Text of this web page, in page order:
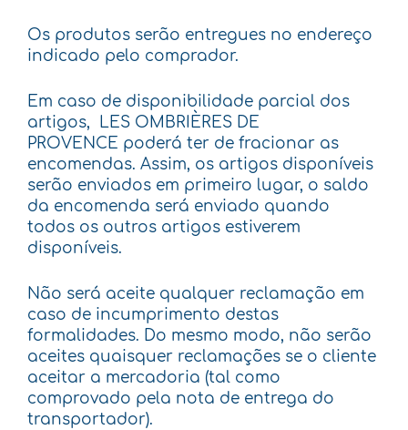
Os produtos serão entregues no endereço
indicado pelo comprador.
Em caso de disponibilidade parcial dos
artigos, LES OMBRIÈRES DE
PROVENCE poderá ter de fracionar as
encomendas. Assim, os artigos disponíveis
serão enviados em primeiro lugar, o saldo
da encomenda será enviado quando
todos os outros artigos estiverem
disponíveis.
Não será aceite qualquer reclamação em
caso de incumprimento destas
formalidades. Do mesmo modo, não serão
aceites quaisquer reclamações se o cliente
aceitar a mercadoria (tal como
comprovado pela nota de entrega do
transportador).